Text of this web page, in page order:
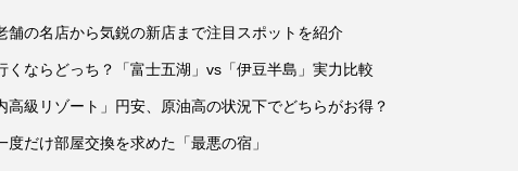
の名店から気鋭の新店まで注目スポットを紹介
くならどっち？「富士五湖」vs「伊豆半島」実力比較
高級リゾート」円安、原油高の状況下でどちらがお得？
だけ部屋交換を求めた「最悪の宿」